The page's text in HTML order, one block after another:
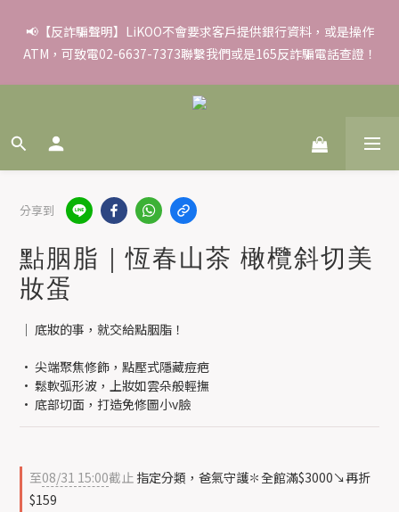
✨滿額好禮 ➊滿９９９贈▸彈力保濕面膜/盒 ➋滿１８８８贈▸蒸氣
熱敷眼罩/盒 ❸滿３３８８贈▸積雪草柔敏舒緩水凝霜EX/瓶
📢【反詐騙聲明】LiKOO不會要求客戶提供銀行資料，或是操作
ATM，可致電02-6637-7373聯繫我們或是165反詐騙電話查證！
✨滿額好禮 ➊滿９９９贈▸彈力保濕面膜/盒 ➋滿１８８８贈▸蒸氣
熱敷眼罩/盒 ❸滿３３８８贈▸積雪草柔敏舒緩水凝霜EX/瓶
分享到
點胭脂｜恆春山茶 橄欖斜切美
妝蛋
│ 底妝的事，就交給點胭脂！
• 尖端聚焦修飾，點壓式隱藏痘疤
• 鬆軟弧形波，上妝如雲朵般輕撫
• 底部切面，打造免修圖小v臉
至08/31 15:00截止 指定分類，爸氣守護✽全館滿$3000↘再折
$159